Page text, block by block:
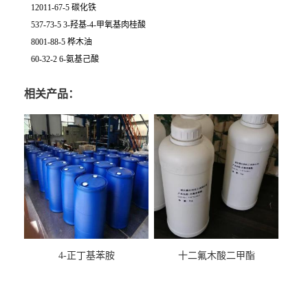
12011-67-5 碳化铁
537-73-5 3-羟基-4-甲氧基肉桂酸
8001-88-5 桦木油
60-32-2 6-氨基己酸
相关产品：
4-正丁基苯胺 十二氟木酸二甲酯